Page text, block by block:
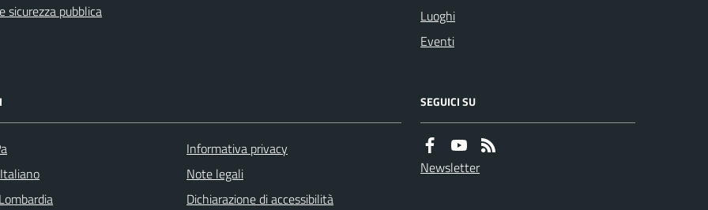
sicurezza pubblica
Luoghi
Eventi
Informativa privacy
Note legali
Dichiarazione di accessibilità
SEGUICI SU
Newsletter